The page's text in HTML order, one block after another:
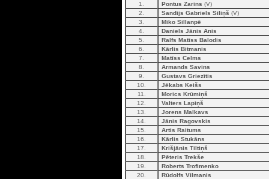
1.
Pontus Zarins (V)
2.
Sandijs Gabriels Siliņš (V)
3.
Miko Sillanpē
4.
Daniels Jānis Anis
5.
Ralfs Matīss Balodis
6.
Kārlis Bitmanis
7.
Matīss Celms
8.
Armands Savins
9.
Gustavs Griezītis
10.
Jēkabs Keišs
11.
Morics Krūmiņš
12.
Valters Lapiņš
13.
Jorens Malkavs
14.
Jānis Ragovskis
15.
Artis Raitums
16.
Kārlis Stukāns
17.
Krišjānis Tiltiņš
18.
Pēteris Trekše
19.
Roberts Trofimenko
20.
Rūdolfs Vilmanis